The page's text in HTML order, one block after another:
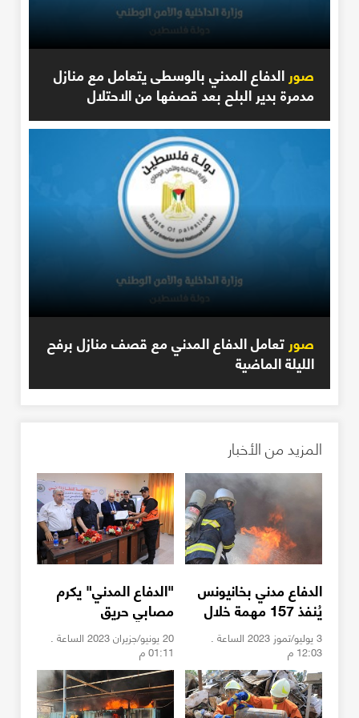
صورالدفاع المدني بالوسطى يتعامل مع منازل
مدمرة بدير البلح بعد قصفها من الاحتلال
صورتعامل الدفاع المدني مع قصف منازل برفح
الليلة الماضية
المزيد من الأخبار
الدفاع مدني بخانيونس
يُنفذ 157 مهمة خلال
يونيو 3 يوليو/تموز 2023 الساعة .
12:03 م
"الدفاع المدني" يكرم
مصابي حريق
"النصيرات" من منتسبيه
20 يونيو/جزيران 2023 الساعة .
01:11 م